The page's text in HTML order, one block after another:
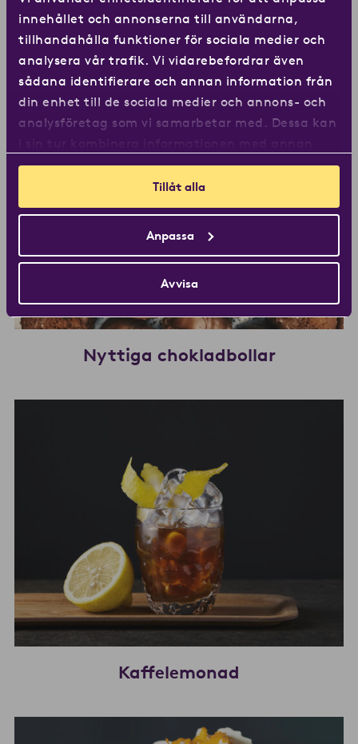
innehållet och annonserna till användarna,
tillhandahålla funktioner för sociala medier och
analysera vår trafik. Vi vidarebefordrar även
sådana identifierare och annan information från
din enhet till de sociala medier och annons- och
analysföretag som vi samarbetar med. Dessa kan
information som du har tillhandahållit eller som
de har samlat in när du har använt deras
tjänster.
Tillåt alla
Anpassa
Avvisa
Hot orange mocca
Nyttiga chokladbollar
Kaffelemonad